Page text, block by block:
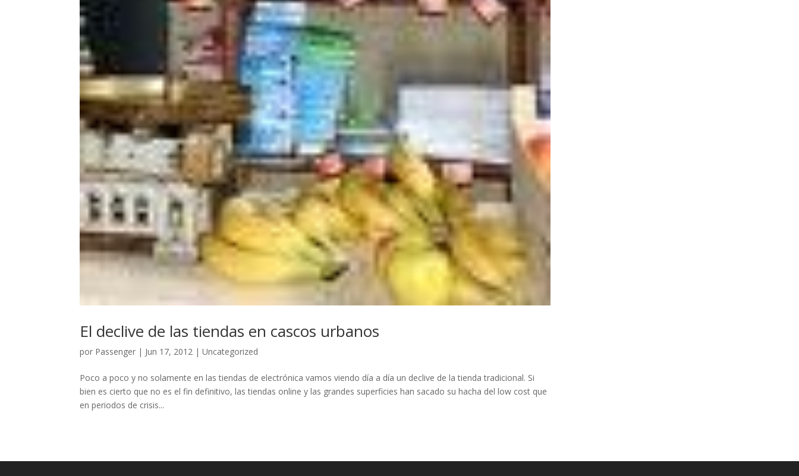
El declive de las tiendas en cascos urbanos
por Passenger | Jun 17, 2012 |Uncategorized
Poco a poco y no solamente en las tiendas de electrónica vamos viendo día a día un declive de la tienda tradicional. Si
bien es cierto que no es el fin definitivo, las tiendas online y las grandes superficies han sacado su hacha del low cost que
en periodos de crisis...